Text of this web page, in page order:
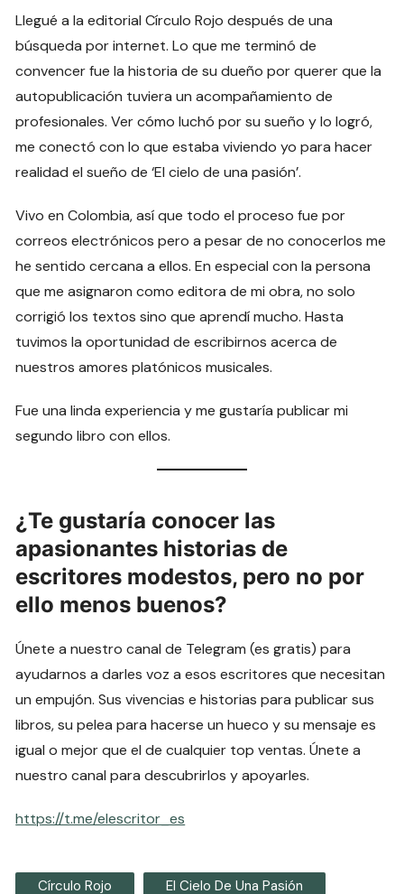
Llegué a la editorial Círculo Rojo después de una
búsqueda por internet. Lo que me terminó de
convencer fue la historia de su dueño por querer que la
autopublicación tuviera un acompañamiento de
profesionales. Ver cómo luchó por su sueño y lo logró,
me conectó con lo que estaba viviendo yo para hacer
realidad el sueño de ‘El cielo de una pasión’.
Vivo en Colombia, así que todo el proceso fue por
correos electrónicos pero a pesar de no conocerlos me
he sentido cercana a ellos. En especial con la persona
que me asignaron como editora de mi obra, no solo
corrigió los textos sino que aprendí mucho. Hasta
tuvimos la oportunidad de escribirnos acerca de
nuestros amores platónicos musicales.
Fue una linda experiencia y me gustaría publicar mi
segundo libro con ellos.
¿Te gustaría conocer las
apasionantes historias de
escritores modestos, pero no por
ello menos buenos?
Únete a nuestro canal de Telegram (es gratis) para
ayudarnos a darles voz a esos escritores que necesitan
un empujón. Sus vivencias e historias para publicar sus
libros, su pelea para hacerse un hueco y su mensaje es
igual o mejor que el de cualquier top ventas. Únete a
nuestro canal para descubrirlos y apoyarles.
https://t.me/elescritor_es
Círculo Rojo El Cielo De Una Pasión